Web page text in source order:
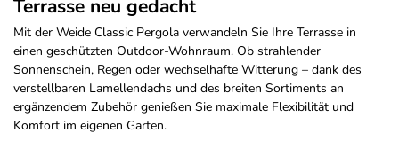
Terrasse neu gedacht
Mit der Weide Classic Pergola verwandeln Sie Ihre Terrasse in
einen geschützten Outdoor-Wohnraum. Ob strahlender
Sonnenschein, Regen oder wechselhafte Witterung – dank des
verstellbaren Lamellendachs und des breiten Sortiments an
ergänzendem Zubehör genießen Sie maximale Flexibilität und
Komfort im eigenen Garten.